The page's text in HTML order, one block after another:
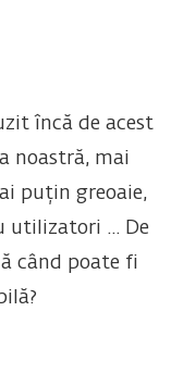
încă de acest
noastră, mai
puțin greoaie,
... De
când poate fi